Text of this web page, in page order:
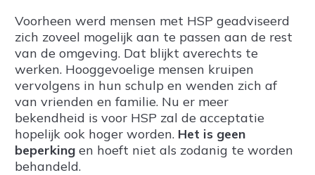
Voorheen werd mensen met HSP geadviseerd
zich zoveel mogelijk aan te passen aan de rest
van de omgeving. Dat blijkt averechts te
werken. Hooggevoelige mensen kruipen
vervolgens in hun schulp en wenden zich af
van vrienden en familie. Nu er meer
bekendheid is voor HSP zal de acceptatie
hopelijk ook hoger worden. Het is geen
beperking en hoeft niet als zodanig te worden
behandeld.